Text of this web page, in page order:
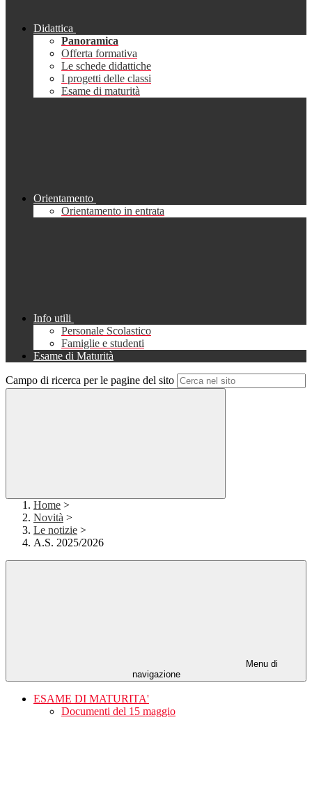
Didattica
Panoramica
Offerta formativa
Le schede didattiche
I progetti delle classi
Esame di maturità
Orientamento
Orientamento in entrata
Info utili
Personale Scolastico
Famiglie e studenti
Esame di Maturità
Campo di ricerca per le pagine del sito
Home >
Novità >
Le notizie >
A.S. 2025/2026
Menu di
navigazione
ESAME DI MATURITA'
Documenti del 15 maggio